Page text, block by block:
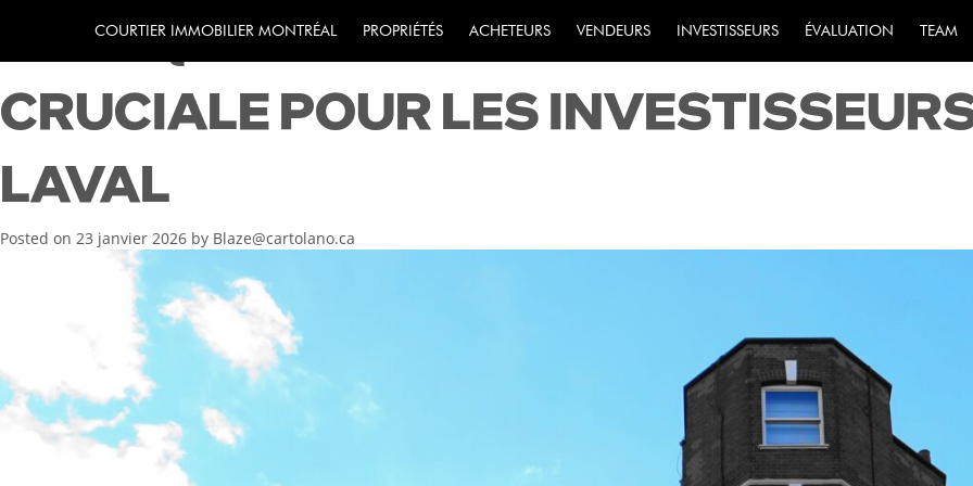
COURTIER IMMOBILIER MONTRÉAL PROPRIÉTÉS ACHETEURS VENDEURS INVESTISSEURS ÉVALUATION TEAM
POURQUOI LA CONNAISSANCE DU
CRUCIALE POUR LES
LAVAL
Posted on 23 janvier 2026 by Blaze@cartolano.ca